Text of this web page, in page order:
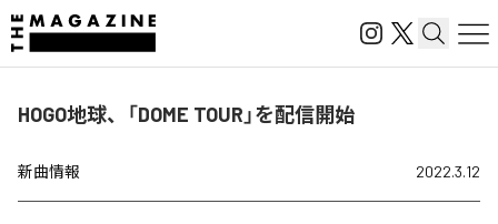
HOGO地球、「DOME TOUR」を配信開始
新曲情報 2022.3.12